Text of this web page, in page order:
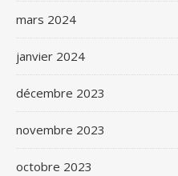
mars 2024
janvier 2024
décembre 2023
novembre 2023
octobre 2023